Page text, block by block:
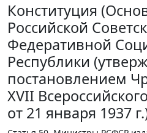
Конституция
Российской
Федеративной
Республики
постановлением
XVII
от 21 января 1937